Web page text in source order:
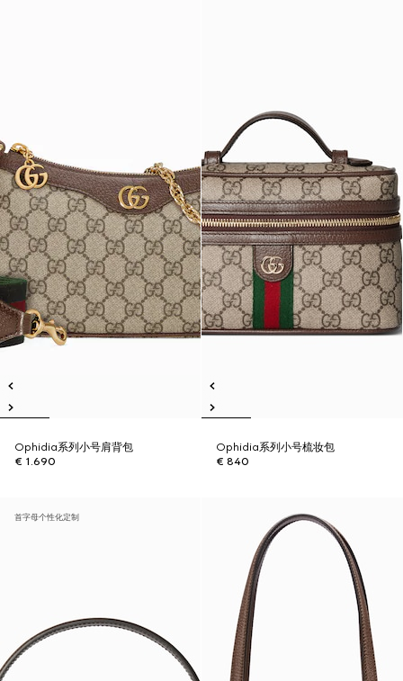
Ophidia系列小号肩背包
€ 1.690
Ophidia系列小号梳妆包
€ 840
首字母个性化定制